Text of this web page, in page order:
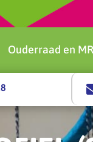
Ouderraad en MR